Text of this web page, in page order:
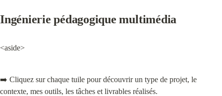
Ingénierie pédagogique multimédia
<aside>
➡️ Cliquez sur chaque tuile pour découvrir un type de projet, le
contexte, mes outils, les tâches et livrables réalisés.